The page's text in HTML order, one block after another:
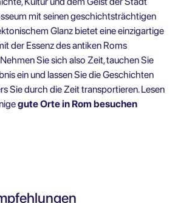
mit seinen geschichtsträchtigen
Glanz bietet eine einzigartige
der Essenz des antiken Roms
Sie sich also Zeit, tauchen Sie
ein und lassen Sie die Geschichten
Sie durch die Zeit transportieren. Lesen
gute Orte in Rom besuchen